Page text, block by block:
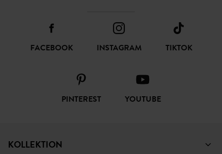
FACEBOOK INSTAGRAM TIKTOK
PINTEREST YOUTUBE
KOLLEKTION